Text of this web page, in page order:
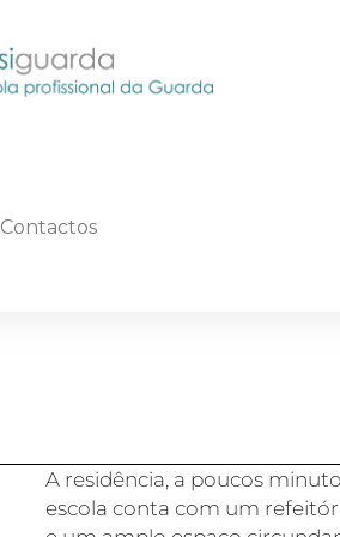
Contactos
A residência, a poucos
escola conta com um